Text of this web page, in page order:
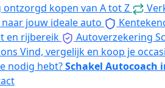
ontzorgd kopen van A tot Z
jouw ideale auto
en rijbereik Autoverzekering
Vind, vergelijk en koop je
nodig hebt?Schakel Autocoach